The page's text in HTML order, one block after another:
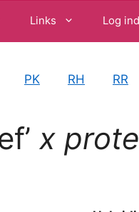
Links Log ind
PK RH RR
x